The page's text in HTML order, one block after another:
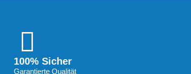
100% Sicher
Garantierte Qualität